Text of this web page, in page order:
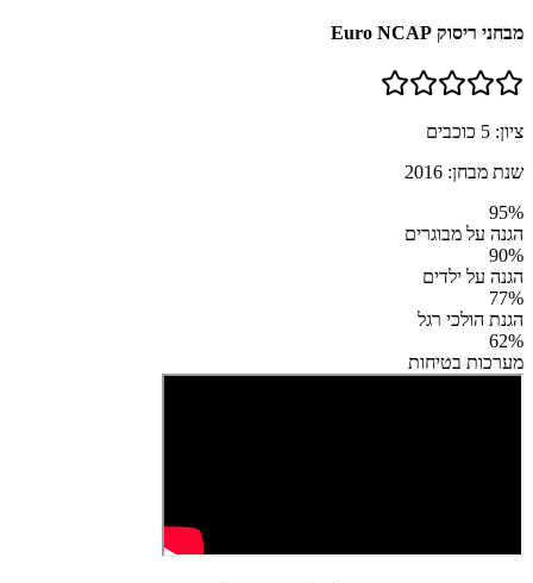
מבחני ריסוק Euro NCAP
ציון: 5 כוכבים
שנת מבחן: 2016
95%
הגנה על מבוגרים
90%
הגנה על ילדים
77%
הגנת הולכי רגל
62%
מערכות בטיחות